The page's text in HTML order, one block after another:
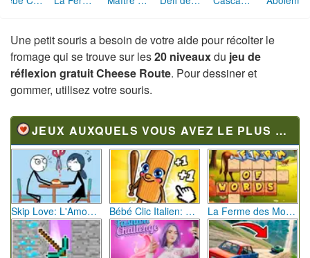
Une petit souris a besoin de votre aide pour récolter le
fromage qui se trouve sur les 20 niveaux du jeu de
réflexion gratuit Cheese Route . Pour dessiner et
gommer, utilisez votre souris.
JEUX AUXQUELS VOUS AVEZ LE PLUS JOUÉ
Skip Love: L'Amour en Péril Bébé Clic Italien: La Folie des Petits Bambins La Ferme des Mots - Cultivez votre Vocabulaire